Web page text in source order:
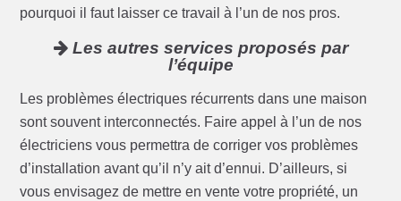
pourquoi il faut laisser ce travail à l’un de nos pros.
Les autres services proposés par
l’équipe
Les problèmes électriques récurrents dans une maison
sont souvent interconnectés. Faire appel à l’un de nos
électriciens vous permettra de corriger vos problèmes
d’installation avant qu’il n’y ait d’ennui. D’ailleurs, si
vous envisagez de mettre en vente votre propriété, un